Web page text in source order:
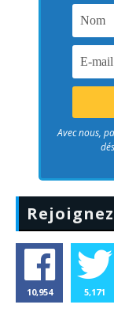
Avec nous,
10,954 5,171